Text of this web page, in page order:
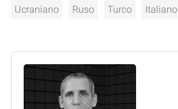
Ucraniano Ruso Turco Italiano